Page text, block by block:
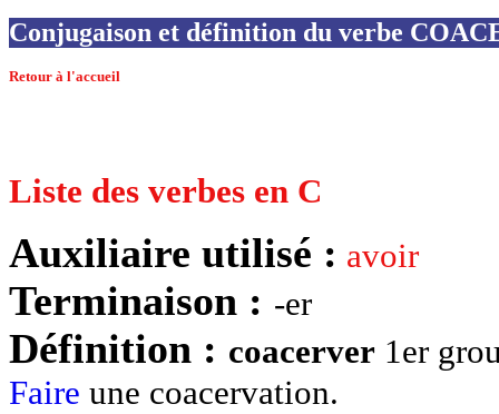
Conjugaison et définition du verbe
Retour à l'accueil
Liste des verbes en C
Auxiliaire utilisé : avoir
Terminaison : -er
Définition : coacerver 1er
Faire une coacervation.